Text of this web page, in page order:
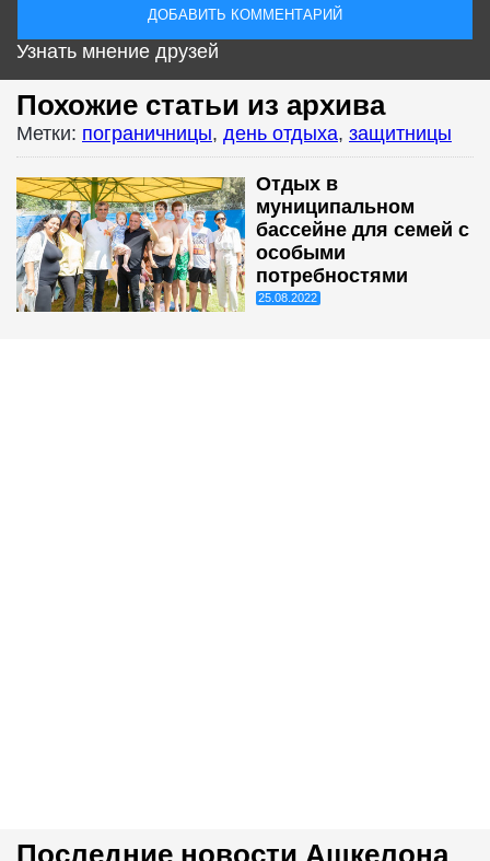
Узнать мнение друзей
Похожие статьи из архива
Метки: пограничницы, день отдыха, защитницы
Отдых в
муниципальном
бассейне для семей с
особыми
потребностями
25.08.2022
Последние новости Ашкелона